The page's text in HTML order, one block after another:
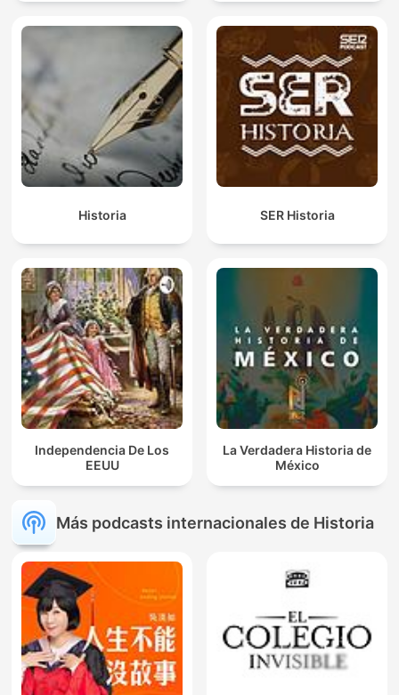
Historia SER Historia
Independencia De Los
EEUU
La Verdadera Historia de
México
Más podcasts internacionales de Historia